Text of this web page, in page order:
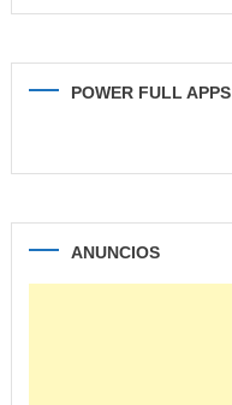
POWER FULL APPS
ANUNCIOS